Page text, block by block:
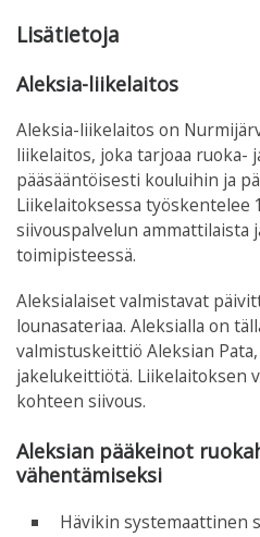
Lisätietoja
Aleksia-liikelaitos
Aleksia-liikelaitos on
liikelaitos, joka tarjoaa ruoka-
pääsääntöisesti kouluihin ja
Liikelaitoksessa työskentelee
siivouspalvelun ammattilaista
toimipisteessä.
Aleksialaiset valmistavat
lounasateriaa. Aleksialla on
valmistuskeittiö Aleksian
jakelukeittiötä. Liikelaitoksen
kohteen siivous.
Aleksian pääkeinot
vähentämiseksi
Hävikin systemaattinen